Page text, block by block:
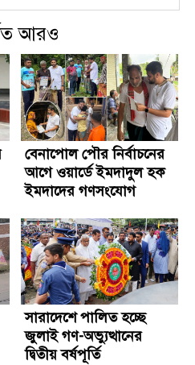
আরও
বেনাপোল পৌর নির্বাচনের
আগে ওয়ার্ডে ইমদাদুল হক
ইমদাদের গণসংযোগ
সারাদেশে পালিত হচ্ছে
জুলাই গণ-অভ্যুত্থানের
দ্বিতীয় বর্ষপূর্তি